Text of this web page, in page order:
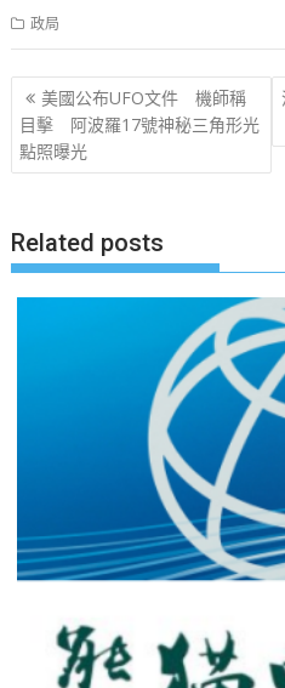
政局
文
章
导
美國公布UFO文件 機師稱
目擊 阿波羅17號神秘三角形光
點照曝光
Related posts